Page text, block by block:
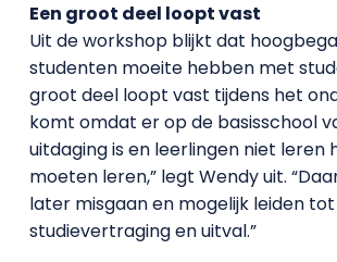
Een groot deel loopt vast
Uit de workshop blijkt dat
studenten moeite hebben met
groot deel loopt vast tijdens het
komt omdat er op de basisschool
uitdaging is en leerlingen niet leren
moeten leren,” legt Wendy uit.
later misgaan en mogelijk leiden tot
studievertraging en uitval.”